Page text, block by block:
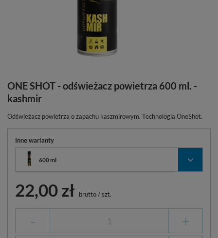
ONE SHOT - odświeżacz powietrza 600 ml. -
kashmir
Odświeżacz powietrza o zapachu kaszmirowym. Technologia OneShot.
Inne warianty
600 ml
22,00 zł brutto/szt.
- +